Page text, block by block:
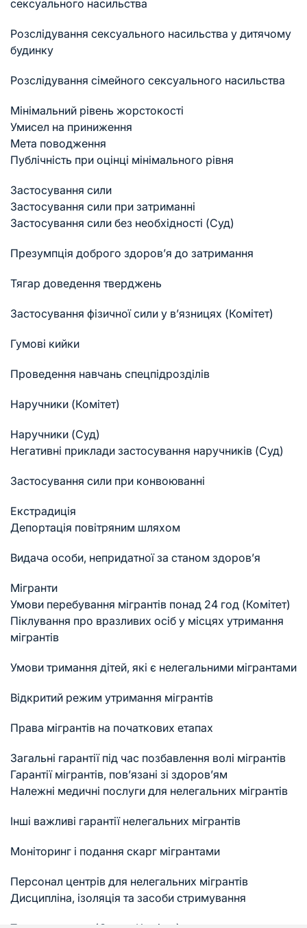
сексуального насильства
Розслідування сексуального насильства у дитячому
будинку
Розслідування сімейного сексуального насильства
Мінімальний рівень жорстокості
Умисел на приниження
Мета поводження
Публічність при оцінці мінімального рівня
Застосування сили
Застосування сили при затриманні
Застосування сили без необхідності (Суд)
Презумпція доброго здоров’я до затримання
Тягар доведення тверджень
Застосування фізичної сили у в’язницях (Комітет)
Гумові кийки
Проведення навчань спецпідрозділів
Наручники (Комітет)
Наручники (Суд)
Негативні приклади застосування наручників (Суд)
Застосування сили при конвоюванні
Екстрадиція
Депортація повітряним шляхом
Видача особи, непридатної за станом здоров’я
Мігранти
Умови перебування мігрантів понад 24 год (Комітет)
Піклування про вразливих осіб у місцях утримання
мігрантів
Умови тримання дітей, які є нелегальними мігрантами
Відкритий режим утримання мігрантів
Права мігрантів на початкових етапах
Загальні гарантії під час позбавлення волі мігрантів
Гарантії мігрантів, пов’язані зі здоров’ям
Належні медичні послуги для нелегальних мігрантів
Інші важливі гарантії нелегальних мігрантів
Моніторинг і подання скарг мігрантами
Персонал центрів для нелегальних мігрантів
Дисципліна, ізоляція та засоби стримування